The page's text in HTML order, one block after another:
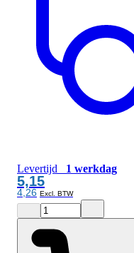
Levertijd 1 werkdag
5,15
4,26